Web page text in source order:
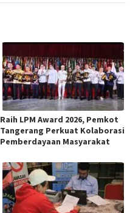
Raih LPM Award 2026, Pemkot
Tangerang Perkuat Kolaborasi
Pemberdayaan Masyarakat